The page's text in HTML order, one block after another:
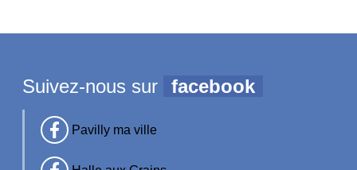
Suivez-nous sur facebook
Pavilly ma ville